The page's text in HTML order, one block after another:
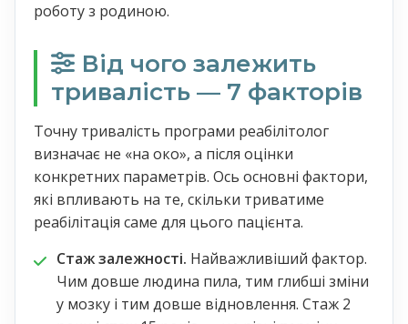
роботу з родиною.
Від чого залежить
тривалість — 7 факторів
Точну тривалість програми реабілітолог
визначає не «на око», а після оцінки
конкретних параметрів. Ось основні фактори,
які впливають на те, скільки триватиме
реабілітація саме для цього пацієнта.
Стаж залежності. Найважливіший фактор.
Чим довше людина пила, тим глибші зміни
у мозку і тим довше відновлення. Стаж 2